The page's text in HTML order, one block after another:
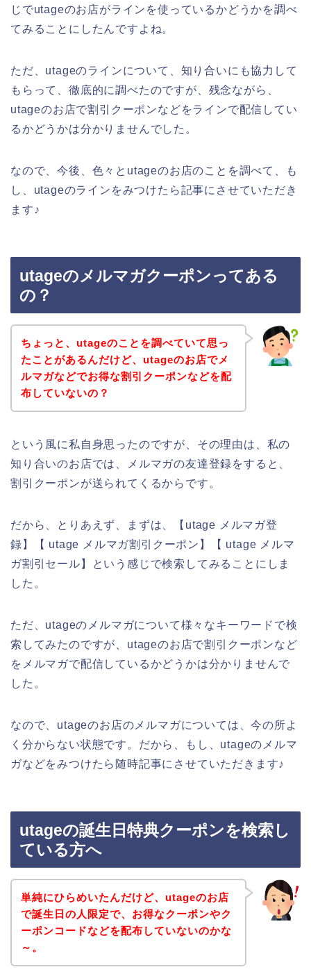
じでutageのお店がラインを使っているかどうかを調べ
てみることにしたんですよね。
ただ、utageのラインについて、知り合いにも協力して
もらって、徹底的に調べたのですが、残念ながら、
utageのお店で割引クーポンなどをラインで配信してい
るかどうかは分かりませんでした。
なので、今後、色々とutageのお店のことを調べて、も
し、utageのラインをみつけたら記事にさせていただき
ます♪
utageのメルマガクーポンってある
の？
ちょっと、utageのことを調べていて思っ
たことがあるんだけど、utageのお店でメ
ルマガなどでお得な割引クーポンなどを配
布していないの？
という風に私自身思ったのですが、その理由は、私の
知り合いのお店では、メルマガの友達登録をすると、
割引クーポンが送られてくるからです。
だから、とりあえず、まずは、【utage メルマガ登
録】【 utage メルマガ割引クーポン】【 utage メルマ
ガ割引セール】という感じで検索してみることにしま
した。
ただ、utageのメルマガについて様々なキーワードで検
索してみたのですが、utageのお店で割引クーポンなど
をメルマガで配信しているかどうかは分かりませんで
した。
なので、utageのお店のメルマガについては、今の所よ
く分からない状態です。だから、もし、utageのメルマ
ガなどをみつけたら随時記事にさせていただきます♪
utageの誕生日特典クーポンを検索し
ている方へ
単純にひらめいたんだけど、utageのお店
で誕生日の人限定で、お得なクーポンやク
ーポンコードなどを配布していないのかな
～。